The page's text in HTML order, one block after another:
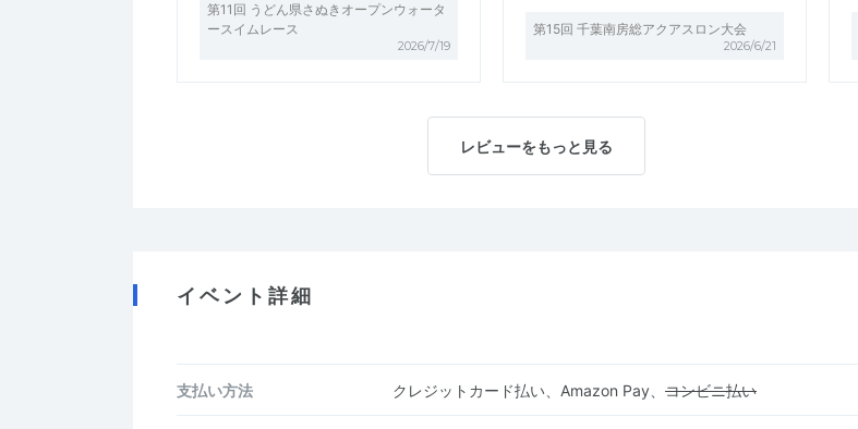
第11回 うどん県さぬきオープンウォータ
ースイムレース
2026/7/19
第15回 千葉南房総アクアスロン大会
2026/6/21
レビューをもっと見る
イベント詳細
支払い方法 クレジットカード払い、Amazon Pay、 コンビニ払い